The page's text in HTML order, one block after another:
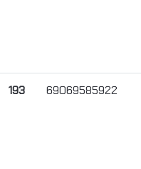
193 69069585922